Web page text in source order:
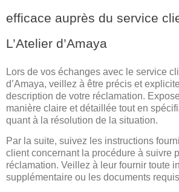
efficace auprès du service
L’Atelier d’Amaya
Lors de vos échanges avec le service
d’Amaya, veillez à être précis et
description de votre réclamation.
manière claire et détaillée tout en
quant à la résolution de la situation.
Par la suite, suivez les instructions
client concernant la procédure à suivre
réclamation. Veillez à leur fournir toute
supplémentaire ou les documents